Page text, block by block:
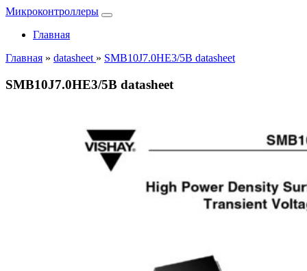
Микроконтроллеры
Главная
Главная » datasheet » SMB10J7.0HE3/5B datasheet
SMB10J7.0HE3/5B datasheet